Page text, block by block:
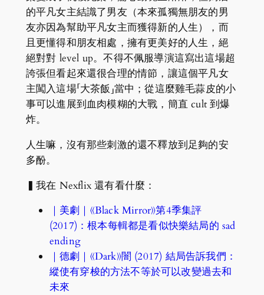
的平凡女主結識了男友（本來孤獨無朋友的男
友亦因為幫助平凡女主而獲得新的人生），而
且更懂得和朋友相處，擁有更美好的人生，絕
絕對對 level up。不得不佩服導演這寫出這場超
誇張但看起來還很合理的情節，讓這個平凡女
主闖入這場「大茶飯」當中；從這麼雞毛蒜皮的小
事可以進展到血肉模糊的大戰，簡直 cult 到爆
炸。
人生嘛，沒有那些刺激的還不釋放到足夠的安
多酚。
▍我在 Nexflix 還有看什麼：
｜美劇｜《Black Mirror》第4季集評
(2017)：根本每輯都是看似快樂結局的 sad
ending
｜德劇｜《Dark》闇 (2017) 結局告訴我們：
縱使有穿梭的方法不等於可以改變過去和
未來